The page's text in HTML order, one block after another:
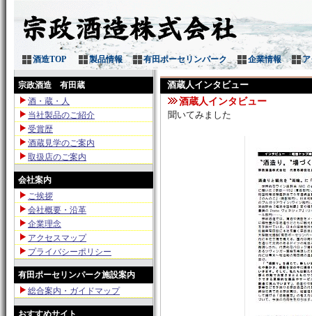
酒蔵人インタビュー
酒蔵人インタビュー
聞いてみました